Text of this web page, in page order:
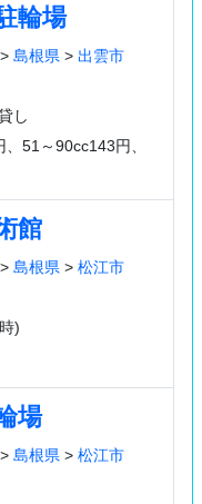
輪場
> 島根県 > 出雲市
し
、51～90cc143円、
館
> 島根県 > 松江市
)
場
> 島根県 > 松江市